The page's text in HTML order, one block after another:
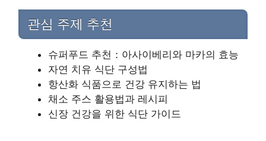
관심 주제 추천
슈퍼푸드 추천：아사이베리와 마카의 효능
자연 치유 식단 구성법
항산화 식품으로 건강 유지하는 법
채소 주스 활용법과 레시피
신장 건강을 위한 식단 가이드